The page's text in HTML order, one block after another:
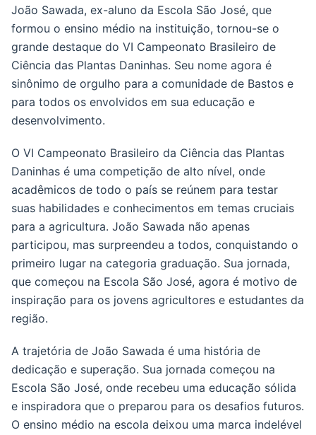
João Sawada, ex-aluno da Escola São José, que
formou o ensino médio na instituição, tornou-se o
grande destaque do VI Campeonato Brasileiro de
Ciência das Plantas Daninhas. Seu nome agora é
sinônimo de orgulho para a comunidade de Bastos e
para todos os envolvidos em sua educação e
desenvolvimento.
O VI Campeonato Brasileiro da Ciência das Plantas
Daninhas é uma competição de alto nível, onde
acadêmicos de todo o país se reúnem para testar
suas habilidades e conhecimentos em temas cruciais
para a agricultura. João Sawada não apenas
participou, mas surpreendeu a todos, conquistando o
primeiro lugar na categoria graduação. Sua jornada,
que começou na Escola São José, agora é motivo de
inspiração para os jovens agricultores e estudantes da
região.
A trajetória de João Sawada é uma história de
dedicação e superação. Sua jornada começou na
Escola São José, onde recebeu uma educação sólida
e inspiradora que o preparou para os desafios futuros.
O ensino médio na escola deixou uma marca indelével